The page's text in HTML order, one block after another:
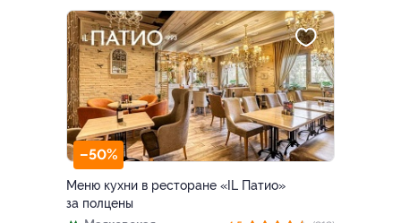
–50%
Меню кухни в ресторане «IL Патио»
за полцены